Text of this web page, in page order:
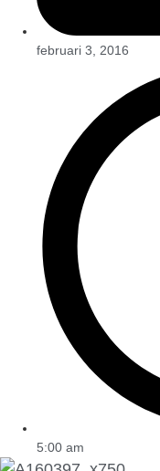
februari 3, 2016
5:00 am